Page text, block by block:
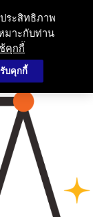
ระสิทธิภาพ
มาะกับท่าน
คุกกี้
บคุกกี้